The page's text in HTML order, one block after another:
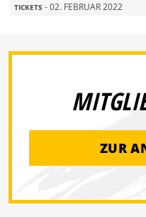
TICKETS - 02. FEBRUAR 2022
ZUR